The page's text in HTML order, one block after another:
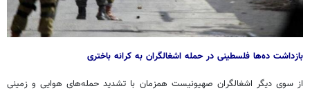
بازداشت ده‌ها فلسطینی در حمله اشغالگران به کرانه باختری
از سوی دیگر اشغالگران صهیونیست همزمان با تشدید حمله‌های هوایی و زمینی